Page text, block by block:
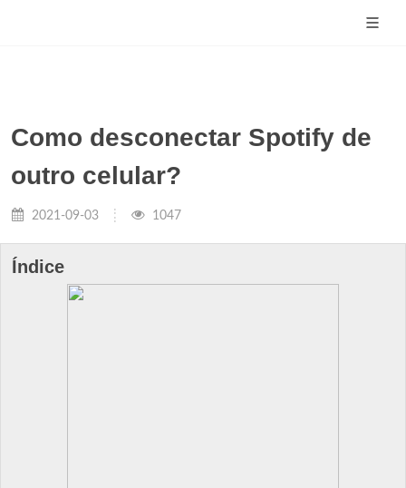
Como desconectar Spotify de
outro celular?
2021-09-03 1047
Índice